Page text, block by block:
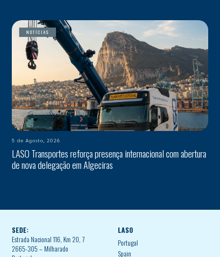
NOTÍCIAS
5 de Agosto, 2026
LASO Transportes reforça presença internacional com abertura
de nova delegação em Algeciras
SEDE:
Estrada Nacional 116, Km 20, 7
2665-305 – Milharado
LASO
Portugal
Spain